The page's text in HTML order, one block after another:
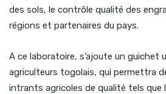
des sols, le contrôle qualité des
régions et partenaires du pays.
A ce laboratoire, s’ajoute un guichet
agriculteurs togolais, qui permettra
intrants agricoles de qualité tels que